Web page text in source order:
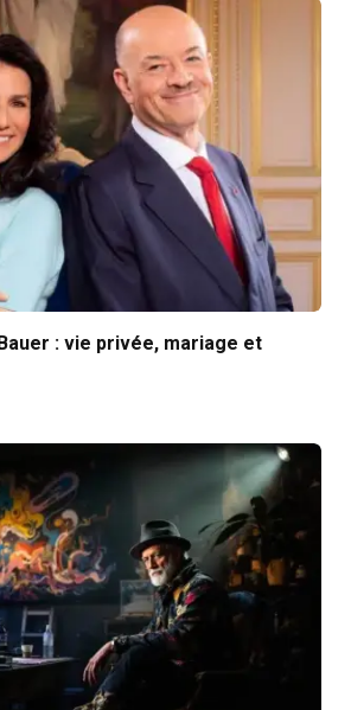
: vie privée, mariage et